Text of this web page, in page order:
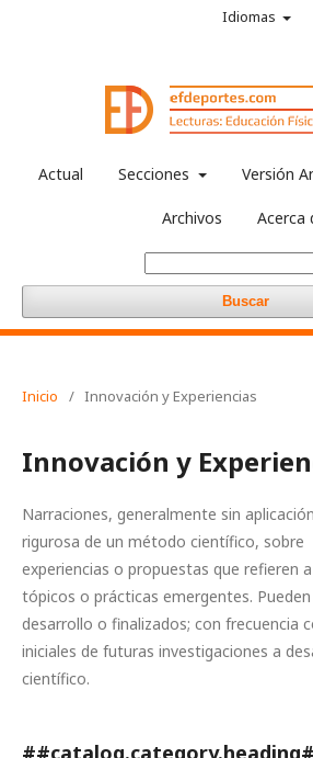
Actual Secciones Versión
Archivos Acerca
Buscar
Idiomas
Inicio / Innovación y Experiencias
Innovación y
Narraciones, generalmente sin aplicación
rigurosa de un método científico, sobre
experiencias o propuestas que refieren
tópicos o prácticas emergentes.
desarrollo o finalizados; con frecuencia
iniciales de futuras investigaciones a
científico.